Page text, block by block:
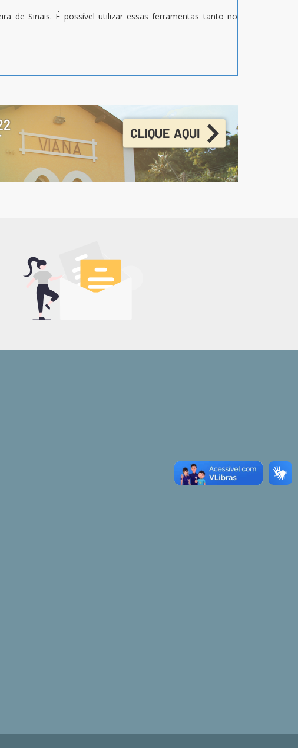
de Sinais. É possível utilizar essas ferramentas tanto no